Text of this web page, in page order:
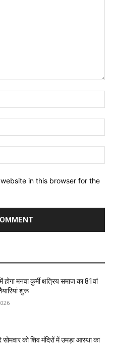
in this browser for the
होगा मनवा कुर्मी क्षत्रिय समाज का 81वां
शुरू
को शिव मंदिरों में उमड़ा आस्था का